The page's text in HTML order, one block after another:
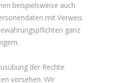
beispielsweise auch
mit Verweis
ganz
der Rechte
vorsehen. Wir